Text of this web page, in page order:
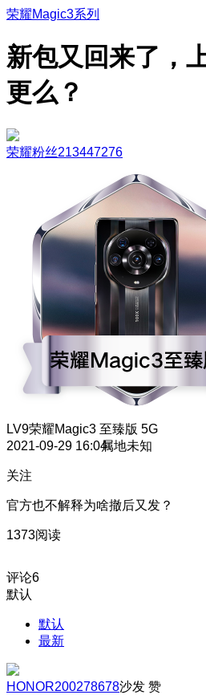
荣耀Magic3系列
新包又回来了，
更么？
荣耀粉丝213447276
LV9荣耀Magic3 至臻版 5G
2021-09-29 16:04属地未知
关注
官方也不解释为啥撤后又发？
1373阅读
评论6
默认
默认
最新
HONOR200278678沙发 赞